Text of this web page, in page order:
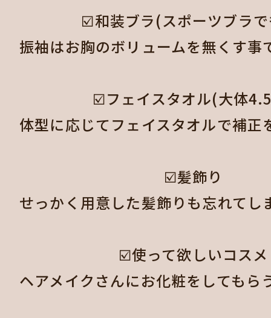
☑️和装ブラ(スポーツブラ
振袖はお胸のボリュームを無くす
☑️フェイスタオル(大体
体型に応じてフェイスタオルで補
☑️髪飾り
せっかく用意した髪飾りも忘れて
☑️使って欲しいコスメ
ヘアメイクさんにお化粧をしても